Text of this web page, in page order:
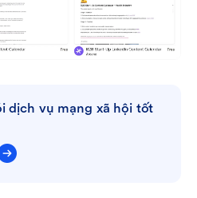
dịch vụ mạng xã hội tốt